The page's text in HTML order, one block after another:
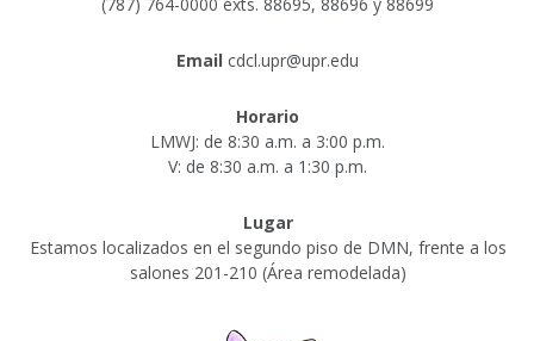
Email cdcl.upr@upr.edu
Horario
LMWJ: de 8:30 a.m. a 3:00 p.m.
V: de 8:30 a.m. a 1:30 p.m.
Lugar
Estamos localizados en el segundo piso de DMN, frente a los
salones 201-210 (Área remodelada)